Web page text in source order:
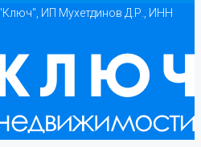
ИП Мухетдинов Д.Р., ИНН